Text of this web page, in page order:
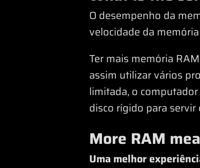
O desempenho da
velocidade da
Ter mais memória
assim utilizar vários
limitada, o
disco rígido para
More RAM
Uma melhor